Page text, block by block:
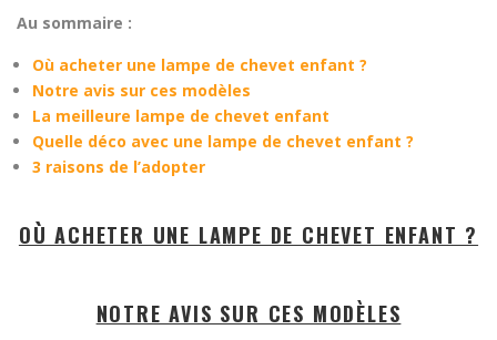
Au sommaire :
Où acheter une lampe de chevet enfant ?
Notre avis sur ces modèles
La meilleure lampe de chevet enfant
Quelle déco avec une lampe de chevet enfant ?
3 raisons de l’adopter
OÙ ACHETER UNE LAMPE DE CHEVET ENFANT ?
NOTRE AVIS SUR CES MODÈLES